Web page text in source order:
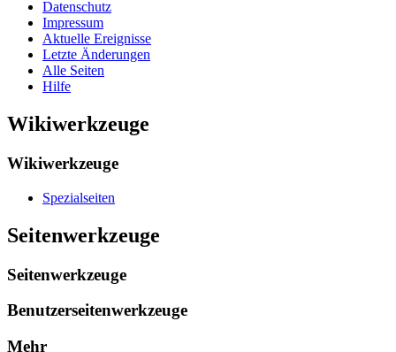
Datenschutz
Impressum
Aktuelle Ereignisse
Letzte Änderungen
Alle Seiten
Hilfe
Wikiwerkzeuge
Wikiwerkzeuge
Spezialseiten
Seitenwerkzeuge
Seitenwerkzeuge
Benutzerseitenwerkzeuge
Mehr